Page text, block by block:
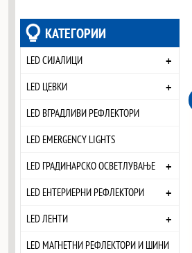
КАТЕГОРИИ
LED СИЈАЛИЦИ +
LED ЦЕВКИ +
LED ВГРАДЛИВИ РЕФЛЕКТОРИ
LED EMERGENCY LIGHTS
LED ГРАДИНАРСКО ОСВЕТЛУВАЊЕ
+
LED ЕНТЕРИЕРНИ РЕФЛЕКТОРИ +
LED ЛЕНТИ +
LED МАГНЕТНИ РЕФЛЕКТОРИ И ШИНИ